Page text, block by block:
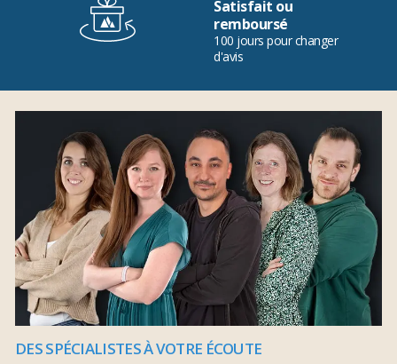
Satisfait ou
remboursé
100 jours pour changer
d'avis
DES SPÉCIALISTES À VOTRE ÉCOUTE